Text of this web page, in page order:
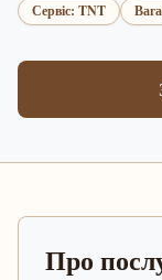
Сервіс: TNT
Про